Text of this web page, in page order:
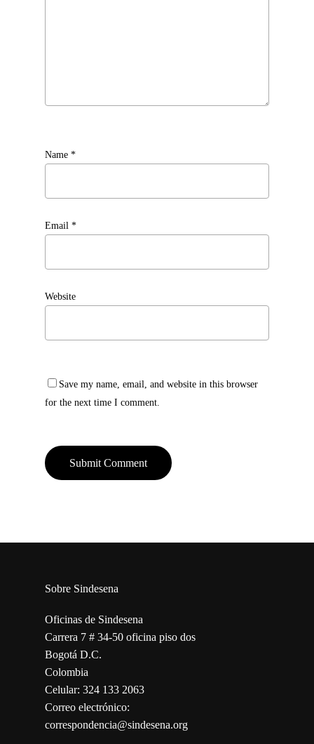
Name *
Email *
Website
Save my name, email, and website in this browser
for the next time I comment.
Sobre Sindesena
Oficinas de Sindesena
Carrera 7 # 34-50 oficina piso dos
Bogotá D.C.
Colombia
Celular: 324 133 2063
Correo electrónico:
correspondencia@sindesena.org